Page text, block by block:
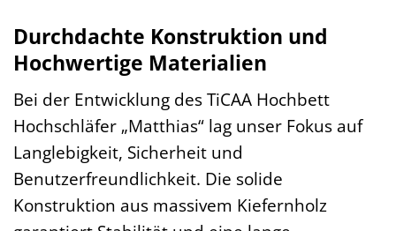
Durchdachte Konstruktion und
Hochwertige Materialien
Bei der Entwicklung des TiCAA Hochbett
Hochschläfer „Matthias“ lag unser Fokus auf
Langlebigkeit, Sicherheit und
Benutzerfreundlichkeit. Die solide
Konstruktion aus massivem Kiefernholz